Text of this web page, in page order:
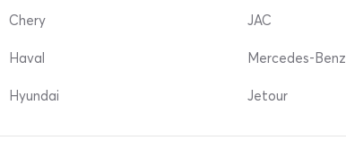
Chery
Haval
Hyundai
JAC
Mercedes-Benz
Jetour